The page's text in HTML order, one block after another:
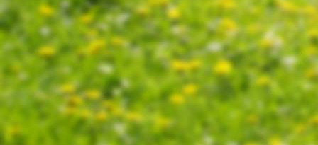
20130804_173804